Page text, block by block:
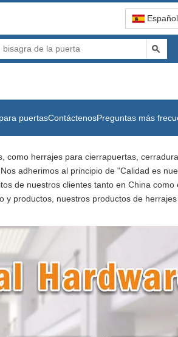
Español
puertasContáctenosPreguntas más
como herrajes para cierrapuertas,
adherimos al principio de "Calidad es
de nuestros clientes tanto en China como
y productos, nuestros productos de herrajes